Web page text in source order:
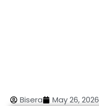
Bisera May 26, 2026